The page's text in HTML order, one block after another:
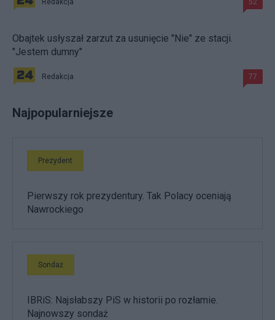
Obajtek usłyszał zarzut za usunięcie "Nie" ze stacji.
"Jestem dumny"
Redakcja 77
Najpopularniejsze
Prezydent
Pierwszy rok prezydentury. Tak Polacy oceniają
Nawrockiego
Sondaż
IBRiS: Najsłabszy PiS w historii po rozłamie.
Najnowszy sondaż